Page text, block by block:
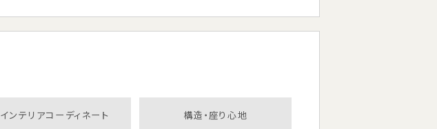
インテリアコーディネート 構造・座り心地